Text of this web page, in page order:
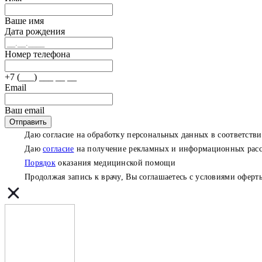
Ваше имя
Дата рождения
Номер телефона
+7 (___) ___ __ __
Email
Ваш email
Отправить
Даю согласие на обработку персональных данных в
Даюсогласие на получение рекламных и информационных
Порядококазания медицинской помощи
Продолжая запись к врачу, Вы соглашаетесь с условиями